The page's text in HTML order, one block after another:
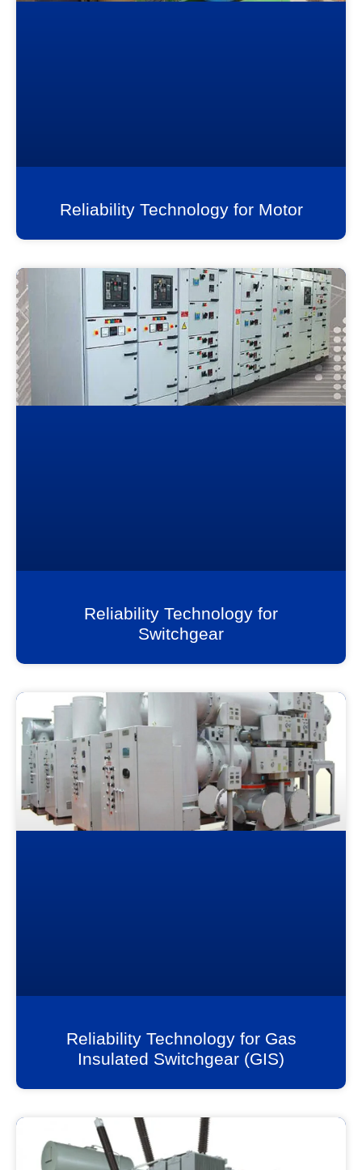
Reliability Technology for Motor
Reliability Technology for
Switchgear
Reliability Technology for Gas
Insulated Switchgear (GIS)